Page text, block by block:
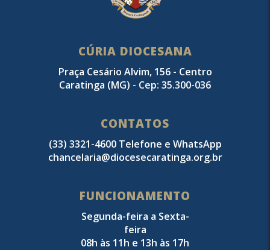
CÚRIA DIOCESANA
Praça Cesário Alvim, 156 - Centro
Caratinga (MG) - Cep: 35.300-036
CONTATOS
(33) 3321-4600 Telefone e WhatsApp
chancelaria@diocesecaratinga.org.br
FUNCIONAMENTO
Segunda-feira a Sexta-
feira
08h às 11h e 13h às 17h